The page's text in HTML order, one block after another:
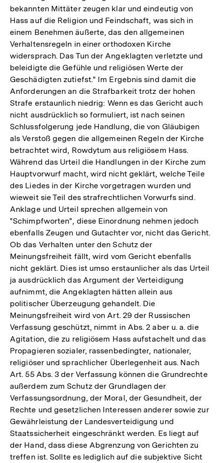
bekannten Mittäter zeugen klar und eindeutig von
Hass auf die Religion und Feindschaft, was sich in
einem Benehmen äußerte, das den allgemeinen
Verhaltensregeln in einer orthodoxen Kirche
widersprach. Das Tun der Angeklagten verletzte und
beleidigte die Gefühle und religiösen Werte der
Geschädigten zutiefst." Im Ergebnis sind damit die
Anforderungen an die Strafbarkeit trotz der hohen
Strafe erstaunlich niedrig: Wenn es das Gericht auch
nicht ausdrücklich so formuliert, ist nach seinen
Schlussfolgerung jede Handlung, die von Gläubigen
als Verstoß gegen die allgemeinen Regeln der Kirche
betrachtet wird, Rowdytum aus religiösem Hass.
Während das Urteil die Handlungen in der Kirche zum
Hauptvorwurf macht, wird nicht geklärt, welche Teile
des Liedes in der Kirche vorgetragen wurden und
wieweit sie Teil des strafrechtlichen Vorwurfs sind.
Anklage und Urteil sprechen allgemein von
"Schimpfworten", diese Einordnung nehmen jedoch
ebenfalls Zeugen und Gutachter vor, nicht das Gericht.
Ob das Verhalten unter den Schutz der
Meinungsfreiheit fällt, wird vom Gericht ebenfalls
nicht geklärt. Dies ist umso erstaunlicher als das Urteil
ja ausdrücklich das Argument der Verteidigung
aufnimmt, die Angeklagten hätten allein aus
politischer Überzeugung gehandelt. Die
Meinungsfreiheit wird von Art. 29 der Russischen
Verfassung geschützt, nimmt in Abs. 2 aber u. a. die
Agitation, die zu religiösem Hass aufstachelt und das
Propagieren sozialer, rassenbedingter, nationaler,
religiöser und sprachlicher Überlegenheit aus. Nach
Art. 55 Abs. 3 der Verfassung können die Grundrechte
außerdem zum Schutz der Grundlagen der
Verfassungsordnung, der Moral, der Gesundheit, der
Rechte und gesetzlichen Interessen anderer sowie zur
Gewährleistung der Landesverteidigung und
Staatssicherheit eingeschränkt werden. Es liegt auf
der Hand, dass diese Abgrenzung von Gerichten zu
treffen ist. Sollte es lediglich auf die subjektive Sicht